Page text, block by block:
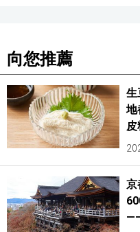
向您推薦
生
地
京